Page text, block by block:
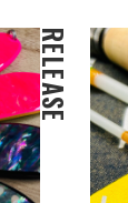
RELEASE